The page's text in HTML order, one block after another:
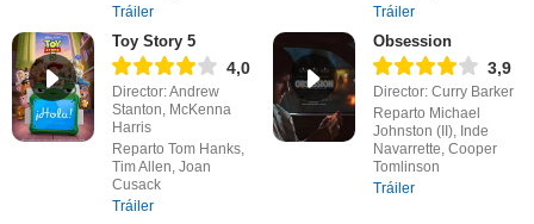
Tráiler
Tráiler
Toy Story 5
4,0
Director: Andrew
Stanton, McKenna
Harris
Reparto Tom Hanks,
Tim Allen, Joan
Cusack
Tráiler
Obsession
3,9
Director: Curry Barker
Reparto Michael
Johnston (II), Inde
Navarrette, Cooper
Tomlinson
Tráiler